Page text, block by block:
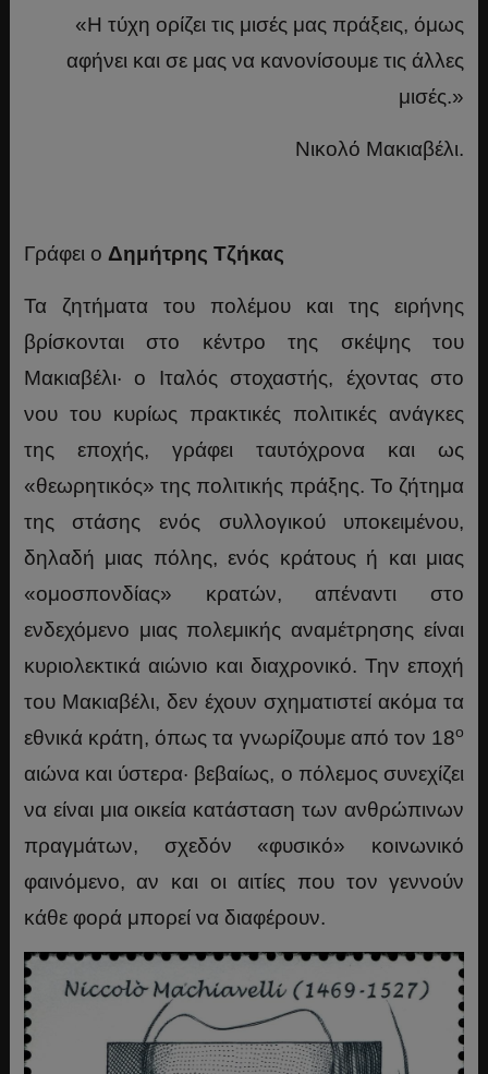
«Η τύχη ορίζει τις μισές μας πράξεις, όμως
αφήνει και σε μας να κανονίσουμε τις άλλες
μισές.»
Νικολό Μακιαβέλι.
Γράφει ο Δημήτρης Τζήκας
Τα ζητήματα του πολέμου και της ειρήνης
βρίσκονται στο κέντρο της σκέψης του
Μακιαβέλι· ο Ιταλός στοχαστής, έχοντας στο
νου του κυρίως πρακτικές πολιτικές ανάγκες
της εποχής, γράφει ταυτόχρονα και ως
«θεωρητικός» της πολιτικής πράξης. Το ζήτημα
της στάσης ενός συλλογικού υποκειμένου,
δηλαδή μιας πόλης, ενός κράτους ή και μιας
«ομοσπονδίας» κρατών, απέναντι στο
ενδεχόμενο μιας πολεμικής αναμέτρησης είναι
κυριολεκτικά αιώνιο και διαχρονικό. Την εποχή
του Μακιαβέλι, δεν έχουν σχηματιστεί ακόμα τα
εθνικά κράτη, όπως τα γνωρίζουμε από τον 18ο
αιώνα και ύστερα· βεβαίως, ο πόλεμος συνεχίζει
να είναι μια οικεία κατάσταση των ανθρώπινων
πραγμάτων, σχεδόν «φυσικό» κοινωνικό
φαινόμενο, αν και οι αιτίες που τον γεννούν
κάθε φορά μπορεί να διαφέρουν.